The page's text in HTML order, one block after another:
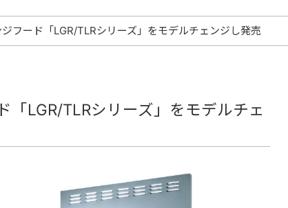
フード「LGR/TLRシリーズ」をモデルチェンジし発売
LGR/TLRシリーズ」をモデルチェ